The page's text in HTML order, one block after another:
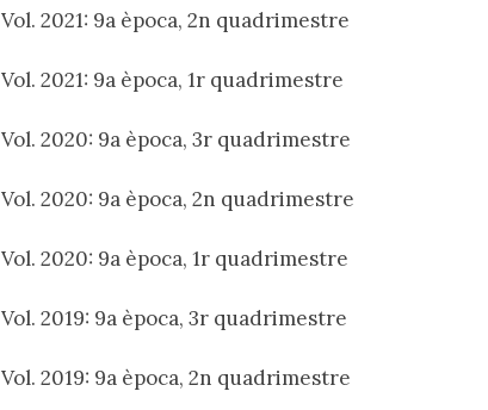
Vol. 2021: 9a època, 2n quadrimestre
Vol. 2021: 9a època, 1r quadrimestre
Vol. 2020: 9a època, 3r quadrimestre
Vol. 2020: 9a època, 2n quadrimestre
Vol. 2020: 9a època, 1r quadrimestre
Vol. 2019: 9a època, 3r quadrimestre
Vol. 2019: 9a època, 2n quadrimestre